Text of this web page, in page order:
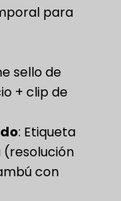
para
sello de
+ clip de
​: Etiqueta
(resolución
con